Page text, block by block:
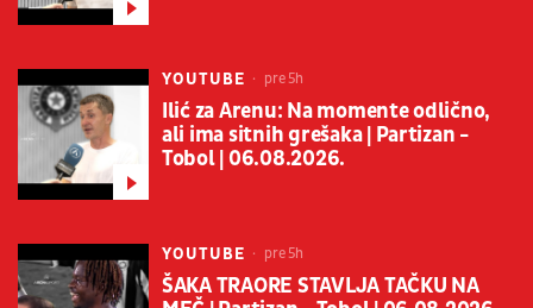
YOUTUBE pre 5h
Ilić za Arenu: Na momente odlično,
ali ima sitnih grešaka | Partizan -
Tobol | 06.08.2026.
YOUTUBE pre 5h
ŠAKA TRAORE STAVLJA TAČKU NA